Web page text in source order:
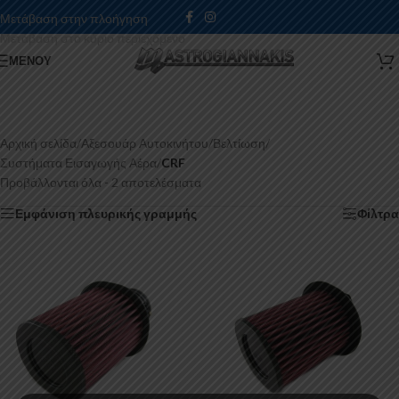
Μετάβαση στην πλοήγηση
Μετάβαση στο κύριο περιεχόμενο
ΜΕΝΟΎ
Αρχική σελίδα/Αξεσουάρ Αυτοκινήτου/Βελτίωση/
Συστήματα Εισαγωγής Αέρα/CRF
Προβάλλονται όλα - 2 αποτελέσματα
Εμφάνιση πλευρικής γραμμής Φίλτρα